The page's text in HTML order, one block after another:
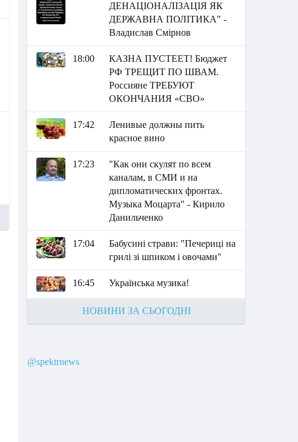
ДЕНАЦІОНАЛІЗАЦІЯ ЯК
ДЕРЖАВНА ПОЛІТИКА" -
Владислав Смірнов
18:00
КАЗНА ПУСТЕЕТ! Бюджет
РФ ТРЕЩИТ ПО ШВАМ.
Россияне ТРЕБУЮТ
ОКОНЧАНИЯ «СВО»
17:42
Ленивые должны пить
красное вино
17:23
"Как они скулят по всем
каналам, в СМИ и на
дипломатических фронтах.
Музыка Моцарта" - Кирило
Данильченко
17:04
Бабусині страви: "Печериці на
грилі зі шпиком і овочами"
16:45 Українська музика!
НОВИНИ ЗА СЬОГОДНІ
@spektrnews